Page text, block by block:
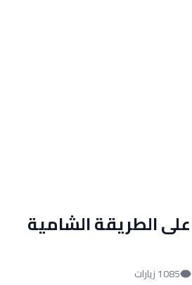
على الطريقة الشامية
1085 زيارات